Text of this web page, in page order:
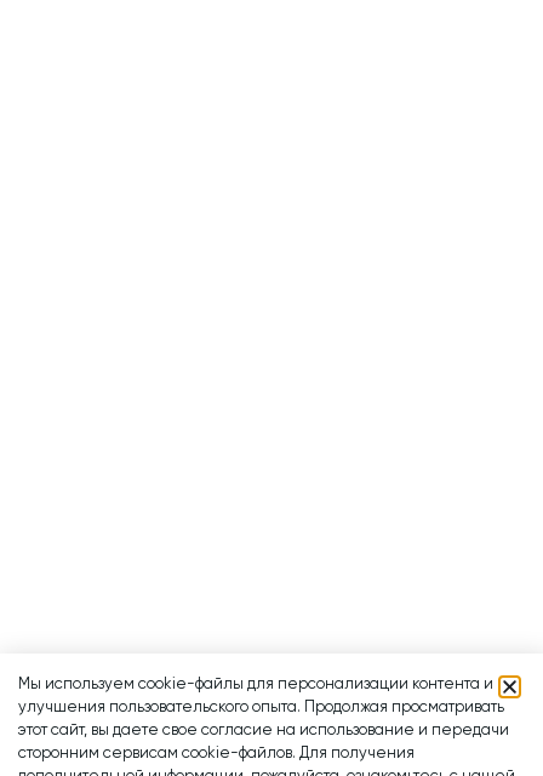
Мы используем cookie-файлы для персонализации контента и
улучшения пользовательского опыта. Продолжая просматривать
этот сайт, вы даете свое согласие на использование и передачи
сторонним сервисам cookie-файлов. Для получения